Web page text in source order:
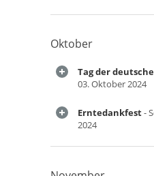
Oktober
Tag der
03. Oktober 2024
Erntedankfest-
2024